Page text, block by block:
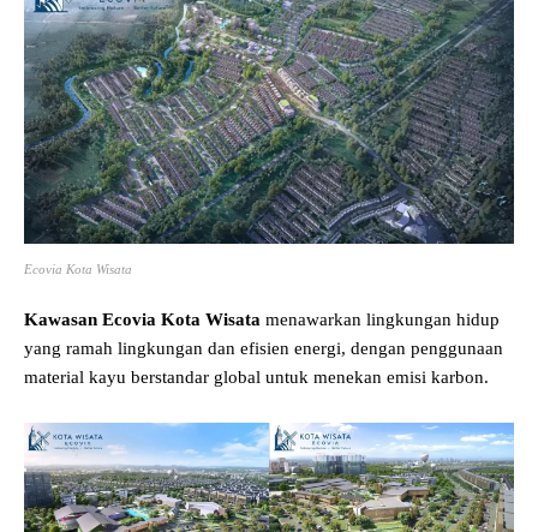
Ecovia Kota Wisata
Kawasan Ecovia Kota Wisata menawarkan lingkungan hidup
yang ramah lingkungan dan efisien energi, dengan penggunaan
material kayu berstandar global untuk menekan emisi karbon.